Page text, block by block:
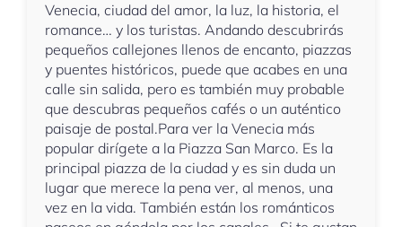
Venecia, ciudad del amor, la luz, la historia, el
romance… y los turistas. Andando descubrirás
pequeños callejones llenos de encanto, piazzas
y puentes históricos, puede que acabes en una
calle sin salida, pero es también muy probable
que descubras pequeños cafés o un auténtico
paisaje de postal.Para ver la Venecia más
popular dirígete a la Piazza San Marco. Es la
principal piazza de la ciudad y es sin duda un
lugar que merece la pena ver, al menos, una
vez en la vida. También están los románticos